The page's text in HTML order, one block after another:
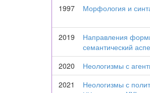
1997
Морфология и
2019
Направления
семантический
2020 Неологизмы с
2021
Неологизмы с